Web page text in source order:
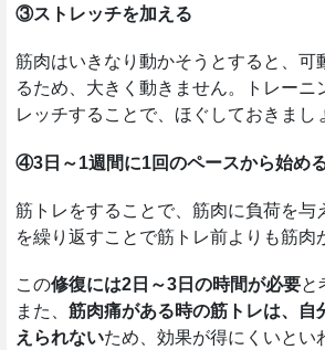
③ストレッチを加える
筋肉はいきなり動かそうとすると、可
るため、大きく動きません。トレーニ
レッチすることで、ほぐしておきまし
④3日～1週間に1回のペースから始め
筋トレをすることで、筋肉に負荷を与
を繰り返すことで筋トレ前よりも筋肉
この修復には2日～3日の時間が必要と
また、 筋肉痛がある時の筋トレは、自
えられないため、効果が得にくいとい